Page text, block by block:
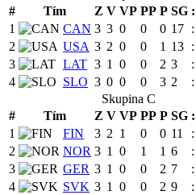
#
Tím Z V VP PP P SG :
1
CAN 3 3 0 0 0 17 :
2
USA 3 2 0 0 1 13 :
3
LAT 3 1 0 0 2 3 :
4
SLO 3 0 0 0 3 2 :
Skupina C
#
Tím Z V VP PP P SG :
1
FIN 3 2 1 0 0 11 :
2
NOR 3 1 0 1 1 6 :
3
GER 3 1 0 0 2 7 :
4
SVK 3 1 0 0 2 9 :